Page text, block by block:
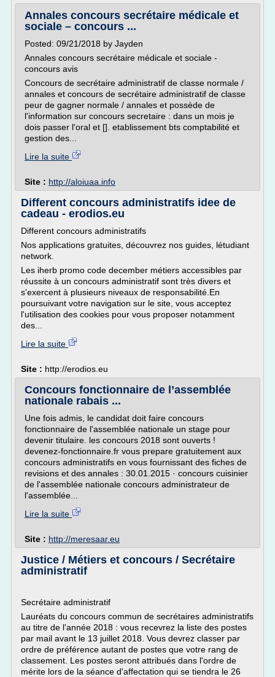
Annales concours secrétaire médicale et
sociale – concours ...
Posted: 09/21/2018 by Jayden
Annales concours secrétaire médicale et sociale -
concours avis
Concours de secrétaire administratif de classe normale /
annales et concours de secrétaire administratif de classe
peur de gagner normale / annales et possède de
l'information sur concours secretaire : dans un mois je
dois passer l'oral et []. etablissement bts comptabilité et
gestion des...
Lire la suite
Site : http://aloiuaa.info
Different concours administratifs idee de
cadeau - erodios.eu
Different concours administratifs
Nos applications gratuites, découvrez nos guides, létudiant
network.
Les iherb promo code december métiers accessibles par
réussite à un concours administratif sont très divers et
s'exercent à plusieurs niveaux de responsabilité.En
poursuivant votre navigation sur le site, vous acceptez
l'utilisation des cookies pour vous proposer notamment
des...
Lire la suite
Site : http://erodios.eu
Concours fonctionnaire de l’assemblée
nationale rabais ...
Une fois admis, le candidat doit faire concours
fonctionnaire de l'assemblée nationale un stage pour
devenir titulaire. les concours 2018 sont ouverts !
devenez-fonctionnaire.fr vous prepare gratuitement aux
concours administratifs en vous fournissant des fiches de
revisions et des annales : 30.01.2015 · concours cuisinier
de l'assemblée nationale concours administrateur de
l'assemblée...
Lire la suite
Site : http://meresaar.eu
Justice / Métiers et concours / Secrétaire
administratif
Secrétaire administratif
Lauréats du concours commun de secrétaires administratifs
au titre de l'année 2018 : vous recevrez la liste des postes
par mail avant le 13 juillet 2018. Vous devrez classer par
ordre de préférence autant de postes que votre rang de
classement. Les postes seront attribués dans l'ordre de
mérite lors de la séance d'affectation qui se tiendra le 26